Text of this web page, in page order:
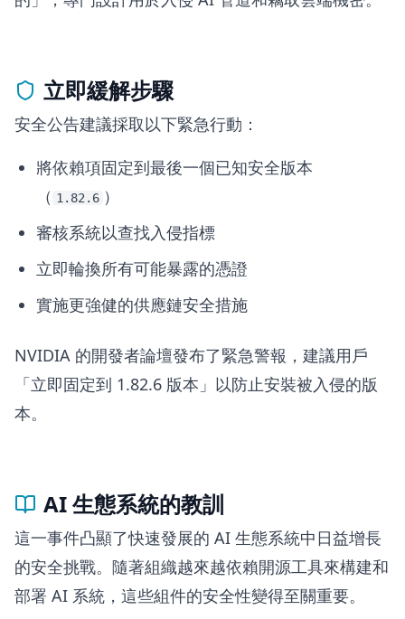
立即緩解步驟
安全公告建議採取以下緊急行動：
將依賴項固定到最後一個已知安全版本
（ 1.82.6 ）
審核系統以查找入侵指標
立即輪換所有可能暴露的憑證
實施更強健的供應鏈安全措施
NVIDIA 的開發者論壇發布了緊急警報，建議用戶
「立即固定到 1.82.6 版本」以防止安裝被入侵的版
本。
AI 生態系統的教訓
這一事件凸顯了快速發展的 AI 生態系統中日益增長
的安全挑戰。隨著組織越來越依賴開源工具來構建和
部署 AI 系統，這些組件的安全性變得至關重要。